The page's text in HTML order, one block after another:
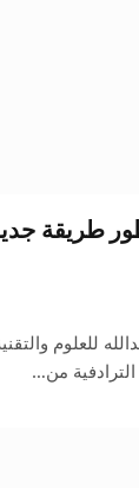
طريقة
للعلوم
من…